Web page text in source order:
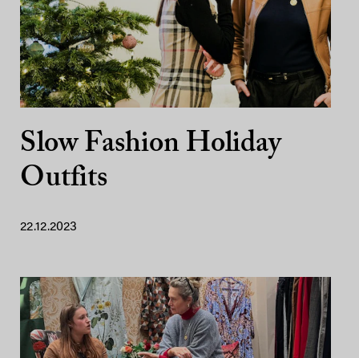
Slow Fashion Holiday
Outfits
22.12.2023